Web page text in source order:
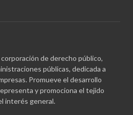
de derecho público,
públicas, dedicada a
Promueve el desarrollo
y promociona el tejido
interés general.